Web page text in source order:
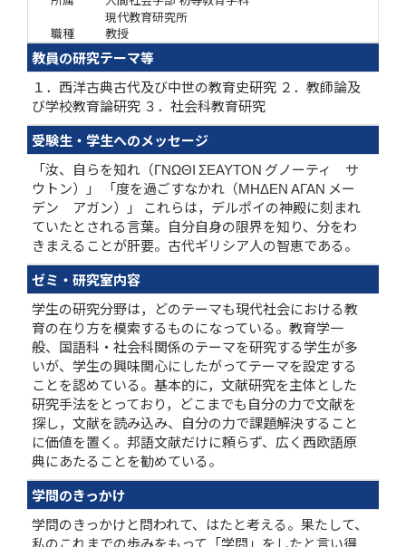
現代教育研究所
職種
教授
教員の研究テーマ等
１．西洋古典古代及び中世の教育史研究 ２．教師論及
び学校教育論研究 ３．社会科教育研究
受験生・学生へのメッセージ
「汝、自らを知れ（ΓΝΩΘΙ ΣΕΑΥΤΟΝ グノーティ サ
ウトン）」 「度を過ごすなかれ（ΜΗΔΕΝ ΑΓΑΝ メー
デン アガン）」 これらは，デルポイの神殿に刻まれ
ていたとされる言葉。自分自身の限界を知り、分をわ
きまえることが肝要。古代ギリシア人の智恵である。
ゼミ・研究室内容
学生の研究分野は，どのテーマも現代社会における教
育の在り方を模索するものになっている。教育学一
般、国語科・社会科関係のテーマを研究する学生が多
いが、学生の興味関心にしたがってテーマを設定する
ことを認めている。基本的に，文献研究を主体とした
研究手法をとっており，どこまでも自分の力で文献を
探し，文献を読み込み、自分の力で課題解決すること
に価値を置く。邦語文献だけに頼らず、広く西欧語原
典にあたることを勧めている。
学問のきっかけ
学問のきっかけと問われて、はたと考える。果たして、
私のこれまでの歩みをもって「学問」をしたと言い得